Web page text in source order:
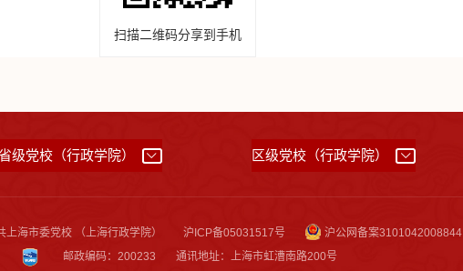
扫描二维码分享到手机
级党校（行政学院） 区级党校（行政学院）
海市委党校 （上海行政学院） 沪ICP备05031517号
沪公网备案3101042008844
邮政编码：200233
通讯地址：上海市虹漕南路200号